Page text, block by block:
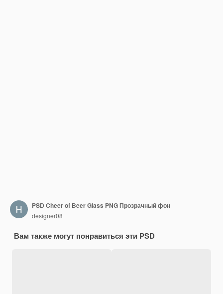
PSD Cheer of Beer Glass PNG Прозрачный фон
designer08
Вам также могут понравиться эти PSD